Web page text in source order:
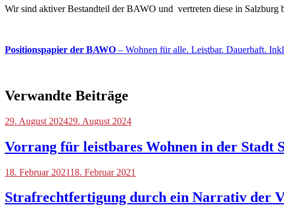
Wir sind aktiver Bestandteil der BAWO und vertreten diese in
Positionspapier der BAWO – Wohnen für alle. Leistbar. Dauerhaft.
Verwandte Beiträge
Blog
29. August 202429. August 2024
Vorrang für leistbares Wohnen in der Stadt
Blog
18. Februar 202118. Februar 2021
Strafrechtfertigung durch ein Narrativ der